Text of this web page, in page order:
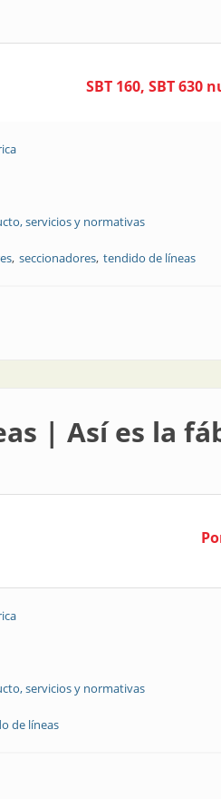
SBT 160, SBT 630
servicios y normativas
seccionadores tendido de líneas
seccionadores unipolares:
| Así es la
servicios y normativas
de líneas
es la fábrica de reconectadores de ABB